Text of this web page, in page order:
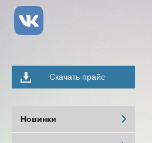
Скачать прайс
Новинки